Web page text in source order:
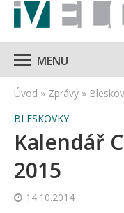
MENU
Úvod » Zprávy »
BLESKOVKY
Kalendář
2015
14.10.2014